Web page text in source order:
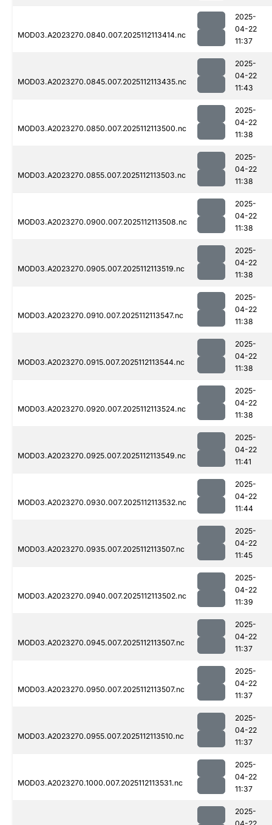
MOD03.A2023270.0840.007.2025112113414.nc
2025-
04-22
11:37
MOD03.A2023270.0845.007.2025112113435.nc
2025-
04-22
11:43
MOD03.A2023270.0850.007.2025112113500.nc
2025-
04-22
11:38
MOD03.A2023270.0855.007.2025112113503.nc
2025-
04-22
11:38
MOD03.A2023270.0900.007.2025112113508.nc
2025-
04-22
11:38
MOD03.A2023270.0905.007.2025112113519.nc
2025-
04-22
11:38
MOD03.A2023270.0910.007.2025112113547.nc
2025-
04-22
11:38
MOD03.A2023270.0915.007.2025112113544.nc
2025-
04-22
11:38
MOD03.A2023270.0920.007.2025112113524.nc
2025-
04-22
11:38
MOD03.A2023270.0925.007.2025112113549.nc
2025-
04-22
11:41
MOD03.A2023270.0930.007.2025112113532.nc
2025-
04-22
11:44
MOD03.A2023270.0935.007.2025112113507.nc
2025-
04-22
11:45
MOD03.A2023270.0940.007.2025112113502.nc
2025-
04-22
11:39
MOD03.A2023270.0945.007.2025112113507.nc
2025-
04-22
11:37
MOD03.A2023270.0950.007.2025112113507.nc
2025-
04-22
11:37
MOD03.A2023270.0955.007.2025112113510.nc
2025-
04-22
11:37
MOD03.A2023270.1000.007.2025112113531.nc
2025-
04-22
11:37
2025-